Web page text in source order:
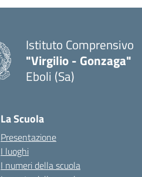
Istituto Comprensivo
"Virgilio - Gonzaga"
Eboli (Sa)
La Scuola
Presentazione
I luoghi
I numeri della scuola